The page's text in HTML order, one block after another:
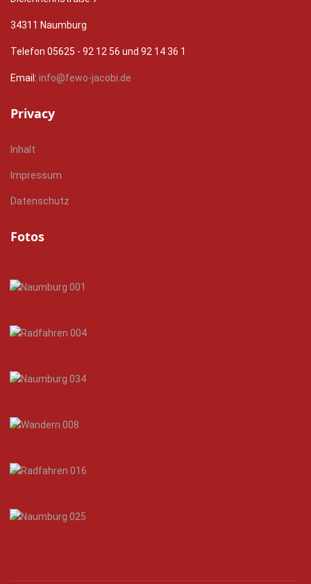
34311 Naumburg
Telefon 05625 - 92 12 56 und 92 14 36 1
Email: info@fewo-jacobi.de
Privacy
Inhalt
Impressum
Datenschutz
Fotos